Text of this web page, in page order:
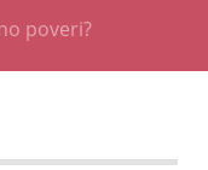
poveri?